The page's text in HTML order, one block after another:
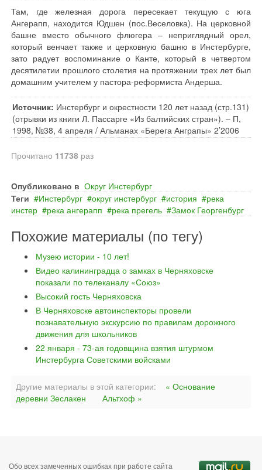
Там, где железная дорога пересекает текущую с юга
Ангерапп, находится Юдшен (пос.Веселовка). На церковной
башне вместо обычного флюгера – неприглядный орел,
который венчает также и церковную башню в Инстербурге,
зато радует воспоминание о Канте, который в четвертом
десятилетии прошлого столетия на протяжении трех лет был
домашним учителем у пастора-реформиста Андерша.
Источник: Инстербург и окрестности 120 лет назад (стр.131)
(отрывки из книги Л. Пассарге «Из балтийских стран»). – П,
1998, №38, 4 апреля / Альманах «Берега Анграпы» 2’2006
Прочитано 11738 раз
Опубликовано в Округ Инстербург
Теги
Инстербург округ инстербург история
река
инстер
река ангерапп река прегель Замок Георгенбург
Похожие материалы (по тегу)
Музею истории - 10 лет!
Видео калининградца о замках в Черняховске
показали по телеканалу «Союз»
Высокий гость Черняховска
В Черняховске автоинспекторы провели
познавательную экскурсию по правилам дорожного
движения для школьников
22 января - 73-ая годовщина взятия штурмом
Инстербурга Советскими войсками
Другие материалы в этой категории:
« Основание
деревни Зеслакен
Альтхоф »
Обо всех замеченных ошибках при работе сайта